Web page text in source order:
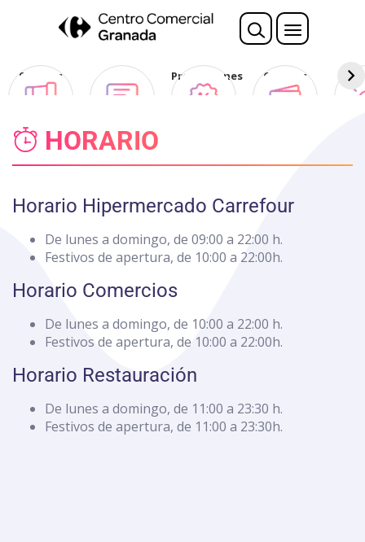
incluye
de
accesibilidad.
Sorteos Opina Promociones
Ofertas
Club
HORARIO
Horario Hipermercado Carrefour
De lunes a domingo, de 09:00 a 22:00 h.
Festivos de apertura, de 10:00 a 22:00h.
Horario Comercios
De lunes a domingo, de 10:00 a 22:00 h.
Festivos de apertura, de 10:00 a 22:00h.
Horario Restauración
De lunes a domingo, de 11:00 a 23:30 h.
Festivos de apertura, de 11:00 a 23:30h.